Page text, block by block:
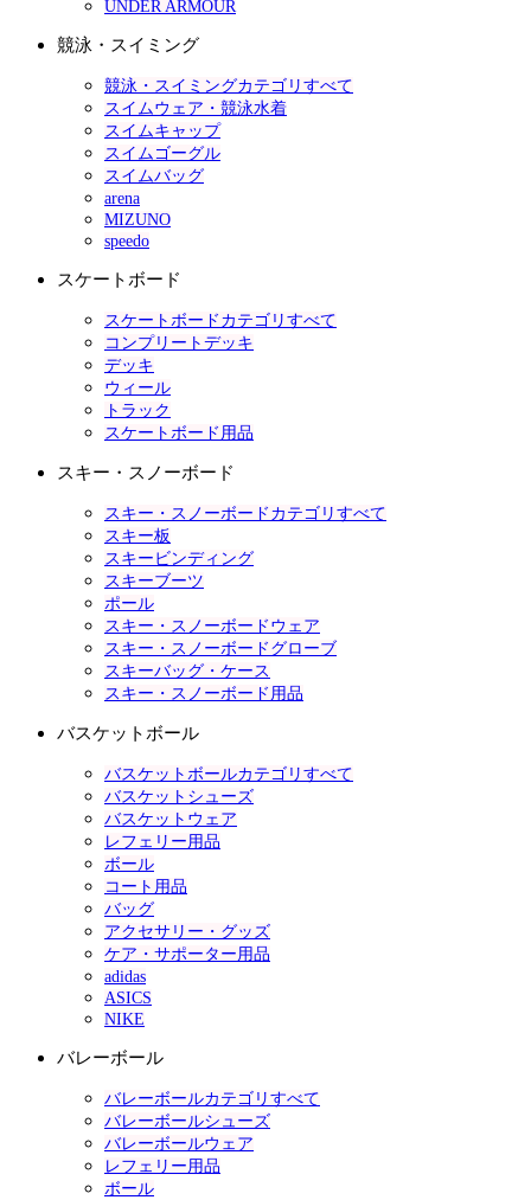
UNDER ARMOUR
競泳・スイミング
競泳・スイミングカテゴリすべて
スイムウェア・競泳水着
スイムキャップ
スイムゴーグル
スイムバッグ
arena
MIZUNO
speedo
スケートボード
スケートボードカテゴリすべて
コンプリートデッキ
デッキ
ウィール
トラック
スケートボード用品
スキー・スノーボード
スキー・スノーボードカテゴリすべて
スキー板
スキービンディング
スキーブーツ
ポール
スキー・スノーボードウェア
スキー・スノーボードグローブ
スキーバッグ・ケース
スキー・スノーボード用品
バスケットボール
バスケットボールカテゴリすべて
バスケットシューズ
バスケットウェア
レフェリー用品
ボール
コート用品
バッグ
アクセサリー・グッズ
ケア・サポーター用品
adidas
ASICS
NIKE
バレーボール
バレーボールカテゴリすべて
バレーボールシューズ
バレーボールウェア
レフェリー用品
ボール